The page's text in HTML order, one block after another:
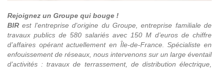
Rejoignez un Groupe qui bouge !
BIR est l'entreprise d'origine du Groupe, entreprise familiale de
travaux publics de 580 salariés avec 150 M d’euros de chiffre
d’affaires opérant actuellement en Île-de-France. Spécialiste en
enfouissement de réseaux, nous intervenons sur un large éventail
d’activités : travaux de terrassement, de distribution électrique,